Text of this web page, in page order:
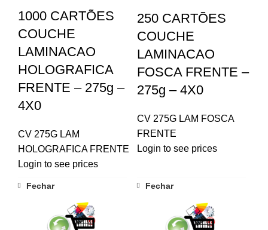
1000 CARTÕES
COUCHE
LAMINACAO
HOLOGRAFICA
FRENTE – 275g –
4X0
CV 275G LAM
HOLOGRAFICA FRENTE
Login to see prices
250 CARTÕES
COUCHE
LAMINACAO
FOSCA FRENTE –
275g – 4X0
CV 275G LAM FOSCA
FRENTE
Login to see prices
Fechar Fechar